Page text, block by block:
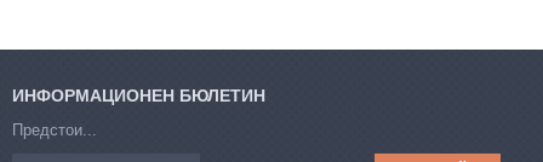
ИНФОРМАЦИОНЕН БЮЛЕТИН
Предстои...